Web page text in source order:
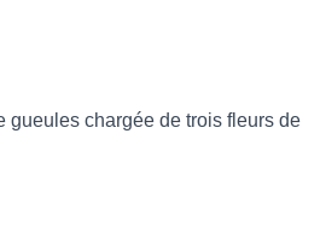
gueules chargée de trois fleurs de